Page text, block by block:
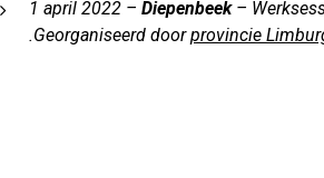
1 april 2022 – Diepenbeek–
.Georganiseerd doorprovincie